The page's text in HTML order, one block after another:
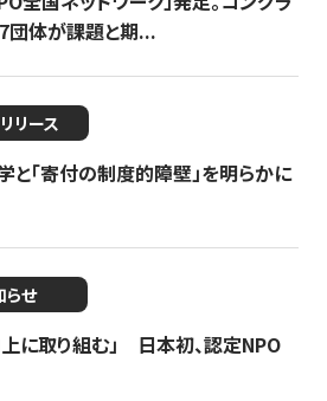
団体が課題と期...
リース
と「寄付の制度的障壁」を明らかに
らせ
に取り組む」 日本初、認定NPO